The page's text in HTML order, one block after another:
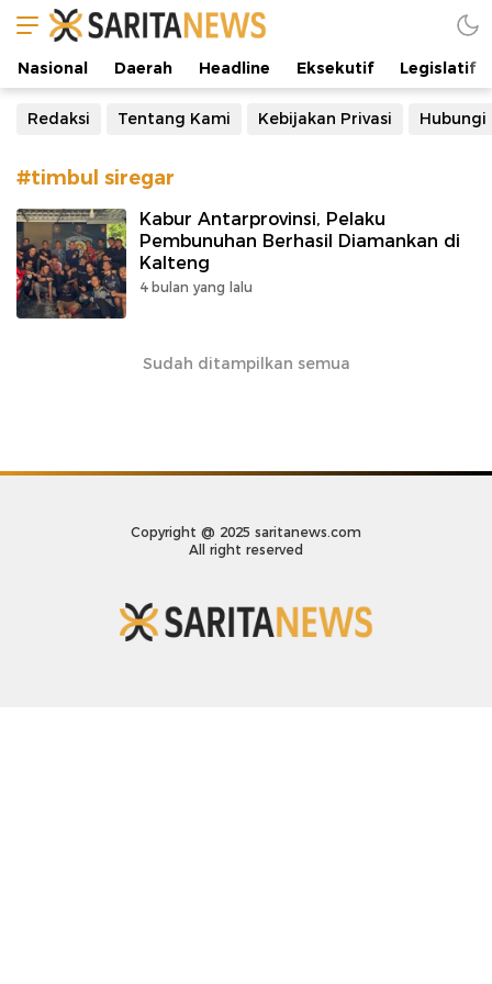
Manifestasi Arus Kebenaran
Nasional Daerah Headline Eksekutif Legislatif
Redaksi Tentang Kami Kebijakan Privasi Hubungi
#timbul siregar
Kabur Antarprovinsi, Pelaku
Pembunuhan Berhasil Diamankan di
Kalteng
4 bulan yang lalu
Sudah ditampilkan semua
Copyright @ 2025 saritanews.com
All right reserved